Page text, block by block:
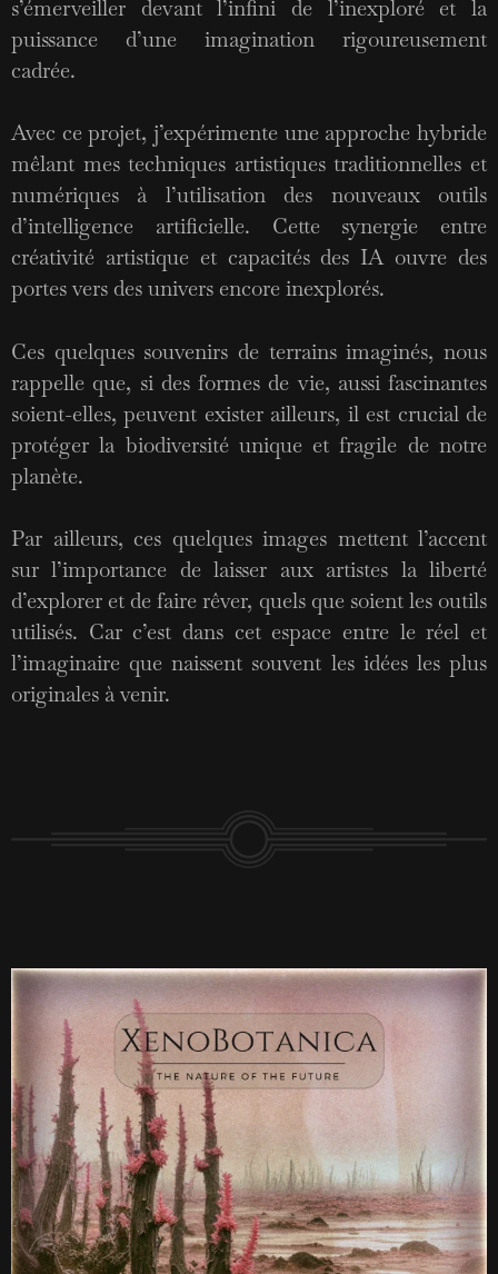
s’émerveiller devant l’infini de l’inexploré et la
puissance d’une imagination rigoureusement
cadrée.
Avec ce projet, j’expérimente une approche hybride
mêlant mes techniques artistiques traditionnelles et
numériques à l’utilisation des nouveaux outils
d’intelligence artificielle. Cette synergie entre
créativité artistique et capacités des IA ouvre des
portes vers des univers encore inexplorés.
Ces quelques souvenirs de terrains imaginés, nous
rappelle que, si des formes de vie, aussi fascinantes
soient-elles, peuvent exister ailleurs, il est crucial de
protéger la biodiversité unique et fragile de notre
planète.
Par ailleurs, ces quelques images mettent l’accent
sur l’importance de laisser aux artistes la liberté
d’explorer et de faire rêver, quels que soient les outils
utilisés. Car c’est dans cet espace entre le réel et
l’imaginaire que naissent souvent les idées les plus
originales à venir.